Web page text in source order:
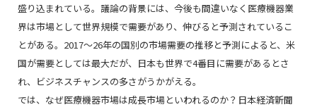
盛り込まれている。議論の背景には、今後も間違いなく医療機器業
界は市場として世界規模で需要があり、伸びると予測されているこ
とがある。 2017～26年の国別の市場需要の推移と予測によると、米
国が需要としては最大だが、日本も世界で4番目に需要があるとさ
れ、ビジネスチャンスの多さがうかがえる。
では、なぜ医療機器市場は成長市場といわれるのか？日本経済新聞